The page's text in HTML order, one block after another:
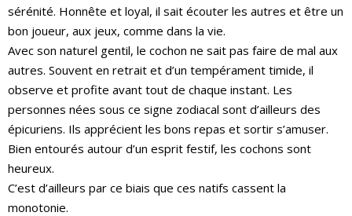
sérénité. Honnête et loyal, il sait écouter les autres et être un
bon joueur, aux jeux, comme dans la vie.
Avec son naturel gentil, le cochon ne sait pas faire de mal aux
autres. Souvent en retrait et d’un tempérament timide, il
observe et profite avant tout de chaque instant. Les
personnes nées sous ce signe zodiacal sont d’ailleurs des
épicuriens. Ils apprécient les bons repas et sortir s’amuser.
Bien entourés autour d’un esprit festif, les cochons sont
heureux.
C’est d’ailleurs par ce biais que ces natifs cassent la
monotonie.